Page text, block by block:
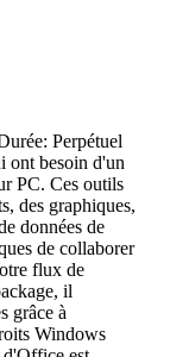
Perpétuel
ont besoin d'un
PC. Ces outils
des graphiques,
données de
de collaborer
flux de
il
grâce à
Windows